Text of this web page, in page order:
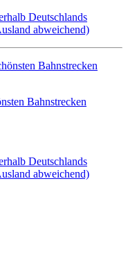
Deutschlands
abweichend)
Bahnstrecken
Deutschlands
abweichend)